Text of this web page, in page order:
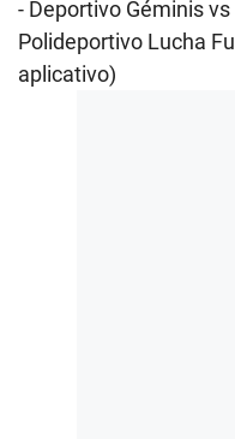
- Deportivo Géminis
Polideportivo Lucha
aplicativo)